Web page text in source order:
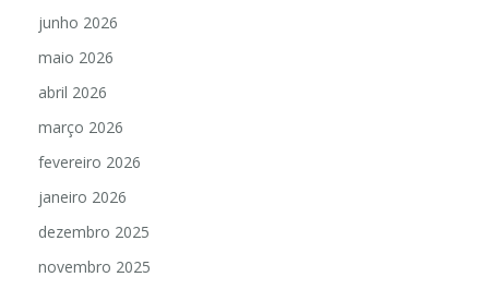
junho 2026
maio 2026
abril 2026
março 2026
fevereiro 2026
janeiro 2026
dezembro 2025
novembro 2025